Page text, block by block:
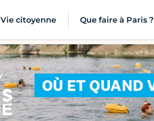
Vie citoyenne Que faire à Paris ?